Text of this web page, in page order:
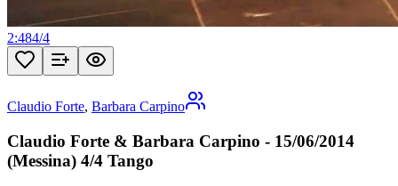
2:484/4
Claudio Forte, Barbara Carpino
Claudio Forte & Barbara Carpino - 15/06/2014
(Messina) 4/4 Tango